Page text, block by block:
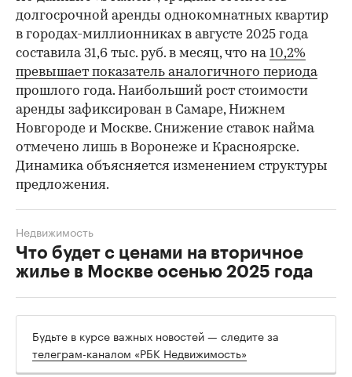
долгосрочной аренды однокомнатных квартир
в городах-миллионниках в августе 2025 года
составила 31,6 тыс. руб. в месяц, что на10,2%
превышает показатель аналогичного периода
прошлого года. Наибольший рост стоимости
аренды зафиксирован в Самаре, Нижнем
Новгороде и Москве. Снижение ставок найма
отмечено лишь в Воронеже и Красноярске.
Динамика объясняется изменением структуры
предложения.
Что будет с ценами на вторичное
жилье в Москве осенью 2025 года
Недвижимость
Будьте в курсе важных новостей — следите за
телеграм-каналом «РБК Недвижимость»